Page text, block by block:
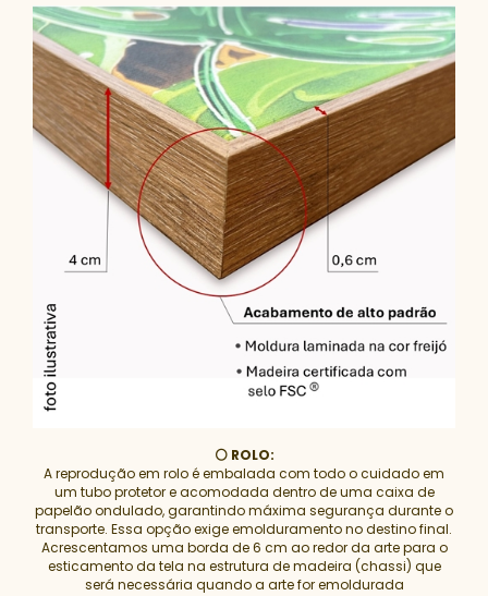
⚪ ROLO:
A reprodução em rolo é embalada com todo o cuidado em
um tubo protetor e acomodada dentro de uma caixa de
papelão ondulado, garantindo máxima segurança durante o
transporte. Essa opção exige emolduramento no destino final.
Acrescentamos uma borda de 6 cm ao redor da arte para o
esticamento da tela na estrutura de madeira (chassi) que
será necessária quando a arte for emoldurada